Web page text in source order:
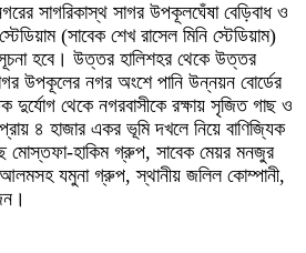
সাগরিকাস্থ সাগর উপকূলঘেঁষা বেড়িবাধ ও
(সাবেক শেখ রাসেল মিনি স্টেডিয়াম)
হবে। উত্তর হালিশহর থেকে উত্তর
উপকূলের নগর অংশে পানি উন্নয়ন বোর্ডের
দুর্যোগ থেকে নগরবাসীকে রক্ষায় সৃজিত গাছ ও
৪ হাজার একর ভূমি দখলে নিয়ে বাণিজ্যিক
মোস্তফা-হাকিম গ্রুপ, সাবেক মেয়র মনজুর
যমুনা গ্রুপ, স্থানীয় জলিল কোম্পানী,